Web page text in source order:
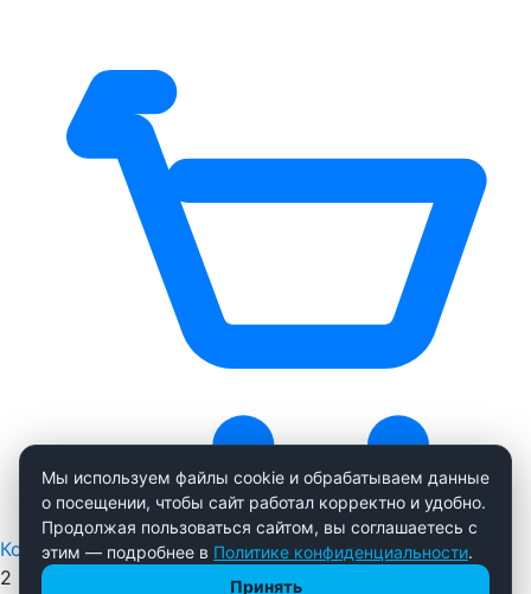
Мы используем файлы cookie и обрабатываем данные
о посещении, чтобы сайт работал корректно и удобно.
Продолжая пользоваться сайтом, вы соглашаетесь с
этим — подробнее в Политике конфиденциальности.
Принять
Корзина 0
2 855 р.